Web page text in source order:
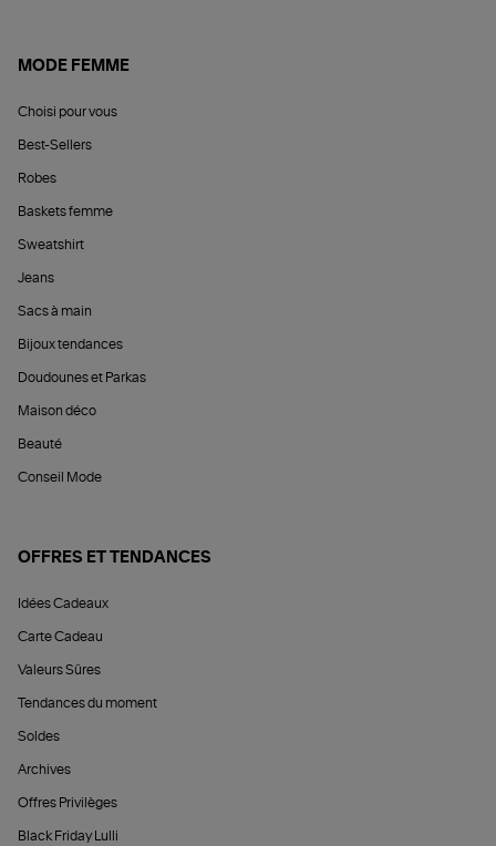
MODE FEMME
Choisi pour vous
Best-Sellers
Robes
Baskets femme
Sweatshirt
Jeans
Sacs à main
Bijoux tendances
Doudounes et Parkas
Maison déco
Beauté
Conseil Mode
OFFRES ET TENDANCES
Idées Cadeaux
Carte Cadeau
Valeurs Sûres
Tendances du moment
Soldes
Archives
Offres Privilèges
Black Friday Lulli